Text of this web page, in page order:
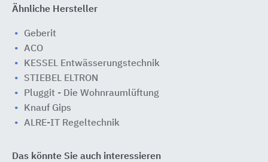
Ähnliche Hersteller
Geberit
ACO
KESSEL Entwässerungstechnik
STIEBEL ELTRON
Pluggit - Die Wohnraumlüftung
Knauf Gips
ALRE-IT Regeltechnik
Das könnte Sie auch interessieren